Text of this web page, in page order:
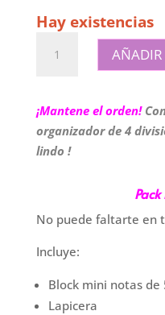
Hay existencias
Escritorio
AÑADIR
¡Mantene el orden!
organizador de 4
lindo !
No puede faltarte en
Incluye:
Block mini notas de
Lapicera